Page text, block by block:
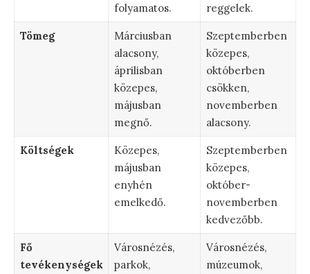
folyamatos.
reggelek.
Tömeg
Márciusban
alacsony,
áprilisban
közepes,
májusban
megnő.
Szeptemberben
közepes,
októberben
csökken,
novemberben
alacsony.
Költségek
Közepes,
májusban
enyhén
emelkedő.
Szeptemberben
közepes,
október-
novemberben
kedvezőbb.
Fő
tevékenységek
Városnézés,
parkok,
Városnézés,
múzeumok,